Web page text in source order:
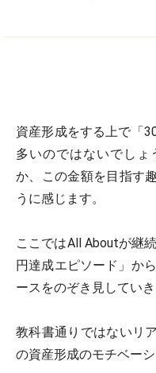
資産形成をする上で「
多いのではないでしょ
か、この金額を目指す
うに感じます。
ここではAll Aboutが継
円達成エピソード」か
ースをのぞき見していき
教科書通りではないリ
の資産形成のモチベー